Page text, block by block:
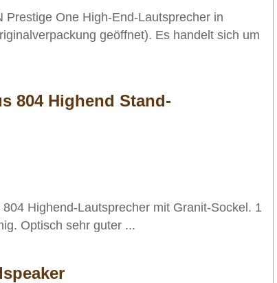
Prestige One High-End-Lautsprecher in
geöffnet). Es handelt sich um
804 Highend Stand-
Highend-Lautsprecher mit Granit-Sockel. 1
Optisch sehr guter ...